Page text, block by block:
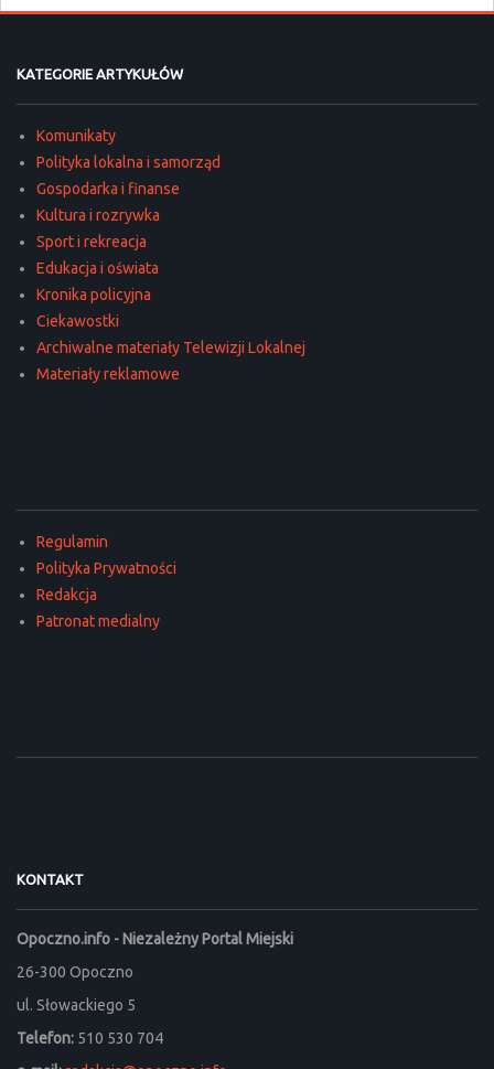
KATEGORIE ARTYKUŁÓW
Komunikaty
Polityka lokalna i samorząd
Gospodarka i finanse
Kultura i rozrywka
Sport i rekreacja
Edukacja i oświata
Kronika policyjna
Ciekawostki
Archiwalne materiały Telewizji Lokalnej
Materiały reklamowe
Regulamin
Polityka Prywatności
Redakcja
Patronat medialny
KONTAKT
Opoczno.info - Niezależny Portal Miejski
26-300 Opoczno
ul. Słowackiego 5
Telefon: 510 530 704